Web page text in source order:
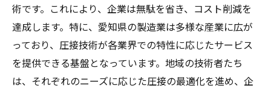
術です。これにより、企業は無駄を省き、コスト削減を
達成します。特に、愛知県の製造業は多様な産業に広が
っており、圧接技術が各業界での特性に応じたサービス
を提供できる基盤となっています。地域の技術者たち
は、それぞれのニーズに応じた圧接の最適化を進め、企